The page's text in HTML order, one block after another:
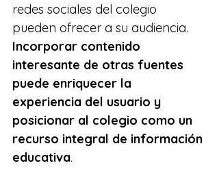
redes sociales del colegio
pueden ofrecer a su audiencia.
Incorporar contenido
interesante de otras fuentes
puede enriquecer la
experiencia del usuario y
posicionar al colegio como un
recurso integral de información
educativa.